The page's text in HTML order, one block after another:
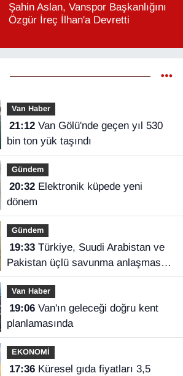
Şahin Aslan, Vanspor Başkanlığını
Özgür İreç İlhan'a Devretti
Van Haber
21:12Van Gölü'nde geçen yıl 530
bin ton yük taşındı
Gündem
20:32Elektronik küpede yeni
dönem
Gündem
19:33Türkiye, Suudi Arabistan ve
Pakistan üçlü savunma anlaşması
imzaladı
Van Haber
19:06Van'ın geleceği doğru kent
planlamasında
EKONOMİ
17:36Küresel gıda fiyatları 3,5